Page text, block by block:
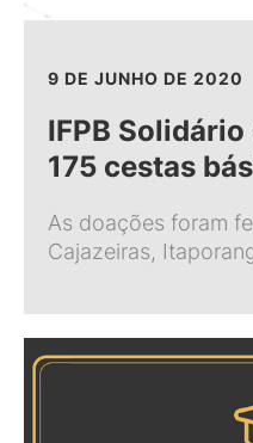
9 DE JUNHO DE 2020
IFPB
175 cestas
As doações foram
Cajazeiras,